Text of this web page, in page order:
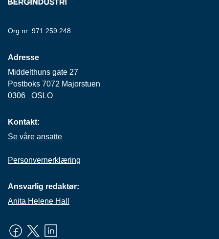
Org.nr: 971 259 248
Adresse
Middelthuns gate 27
Postboks 7072 Majorstuen
0306 OSLO
Kontakt:
Se våre ansatte
Personvernerklæring
Ansvarlig redaktør:
Anita Helene Hall